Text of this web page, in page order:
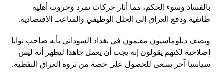
بالفساد وسوء الحكم، مما أثار حركات تمرد وحروب أهلية
طائفية ودفع العراق إلى الخلل الوظيفي والمتاعب الاقتصادية.
ويصف دبلوماسيون مقيمون في بغداد السوداني بأنه صاحب نوايا
إصلاحية لكنهم يقولون إنه يجب أن يعمل جاهدا ليظهر أنه ليس
سياسيا آخر يسعى للحصول على حصة من ثروة العراق النفطية.